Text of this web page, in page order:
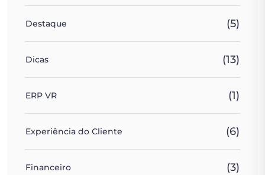
Destaque (5)
Dicas (13)
ERP VR (1)
Experiência do Cliente (6)
Financeiro (3)